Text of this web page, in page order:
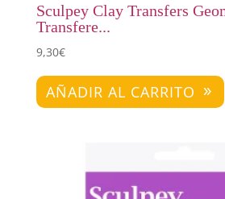
Sculpey Clay Transfers
Transfere...
9,30€
AÑADIR AL CARRITO